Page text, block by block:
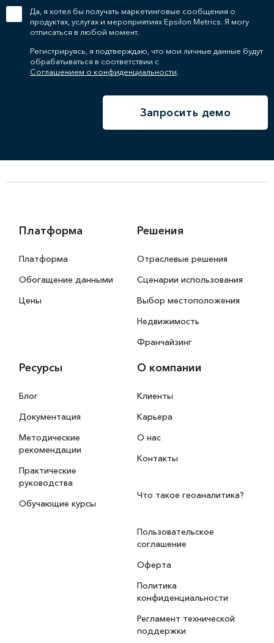
Да, я хотел бы получать маркетинговые сообщения о
продуктах, услугах и мероприятиях Epsilon Metrics. Я могу
отписаться в любой момент.
Регистрируясь, я подтверждаю, что мои личные данные будут
обрабатываться в соответствии с
Соглашением о конфиденциальности.
Запросить демо
Платформа
Платформа
Обогащение данными
Цены
Решения
Отраслевые решения
Сценарии использования
Выбор местоположения
Недвижимость
Франчайзинг
Ресурсы
Блог
Документация
Методические
рекомендации
Практические
руководства
Обучающие курсы
О компании
Клиенты
Карьера
О нас
Контакты
Что такое геоаналитика?
Пользовательское
соглашение
Оферта
Политика
конфиденциальности
Регламент технической
поддержки